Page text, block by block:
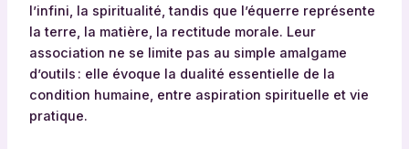
l’infini, la spiritualité, tandis que l’équerre représente
la terre, la matière, la rectitude morale. Leur
association ne se limite pas au simple amalgame
d’outils : elle évoque la dualité essentielle de la
condition humaine, entre aspiration spirituelle et vie
pratique.